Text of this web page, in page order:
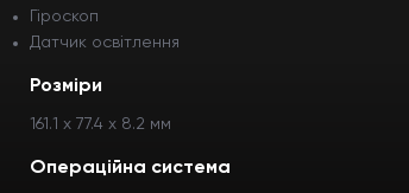
Гіроскоп
Датчик освітлення
Розміри
161.1 x 77.4 x 8.2 мм
Операційна система